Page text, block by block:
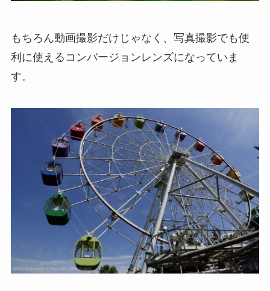
もちろん動画撮影だけじゃなく、写真撮影でも便
利に使えるコンバージョンレンズになっていま
す。